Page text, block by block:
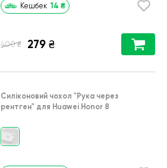
Кешбек 14 ₴
400 ₴ 279 ₴
Силіконовий чохол "Рука через
рентген" для Huawei Honor 8